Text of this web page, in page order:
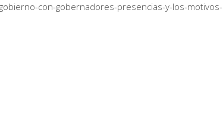
con-gobernadores-presencias-y-los-motivos-